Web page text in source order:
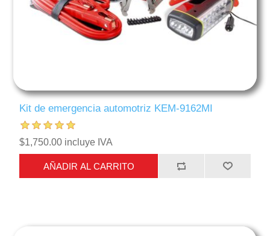
Kit de emergencia automotriz KEM-9162MI
$1,750.00 incluye IVA
AÑADIR AL CARRITO